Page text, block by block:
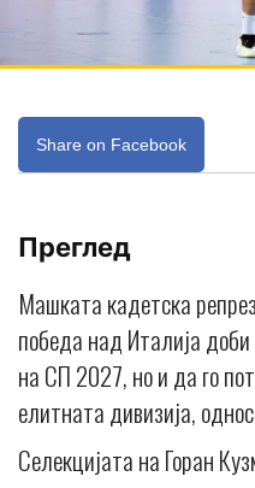
Share on Facebook
Преглед
Машката кадетска
победа над Италија
на СП 2027, но и да го
елитната дивизија,
Селекцијата на Горан